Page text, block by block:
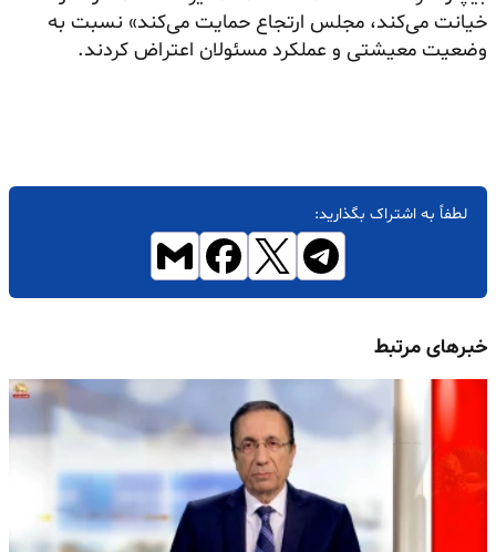
خیانت می‌کند، مجلس ارتجاع حمایت می‌کند» نسبت به
وضعیت معیشتی و عملکرد مسئولان اعتراض کردند.
لطفاً به اشتراک بگذارید:
خبرهای مرتبط